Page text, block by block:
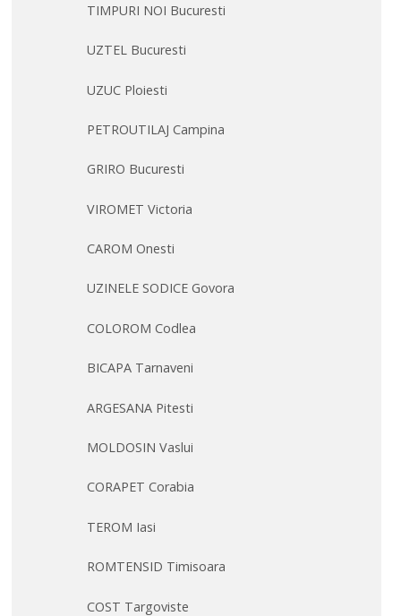
TIMPURI NOI Bucuresti
UZTEL Bucuresti
UZUC Ploiesti
PETROUTILAJ Campina
GRIRO Bucuresti
VIROMET Victoria
CAROM Onesti
UZINELE SODICE Govora
COLOROM Codlea
BICAPA Tarnaveni
ARGESANA Pitesti
MOLDOSIN Vaslui
CORAPET Corabia
TEROM Iasi
ROMTENSID Timisoara
COST Targoviste